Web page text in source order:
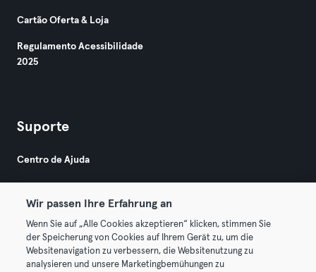
Cartão Oferta & Loja
Regulamento Acessibilidade
2025
Suporte
Centro de Ajuda
© 2026 Urban Sports Group GmbH. All rights reserved.
Wir passen Ihre Erfahrung an
Wenn Sie auf „Alle Cookies akzeptieren“ klicken, stimmen Sie
der Speicherung von Cookies auf Ihrem Gerät zu, um die
Websitenavigation zu verbessern, die Websitenutzung zu
analysieren und unsere Marketingbemühungen zu